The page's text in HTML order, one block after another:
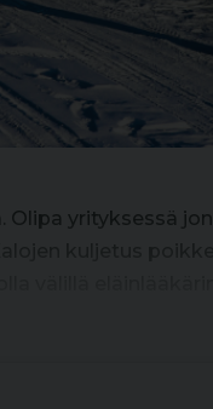
Olipa yrityksessä